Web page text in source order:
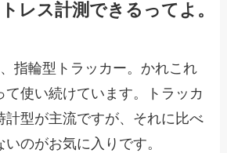
レス計測できるってよ。
指輪型トラッカー。かれこれ
て使い続けています。トラッカ
計型が主流ですが、それに比べ
のがお気に入りです。